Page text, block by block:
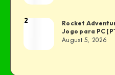
2
Rocket
Jogo para PC
August 5, 2026